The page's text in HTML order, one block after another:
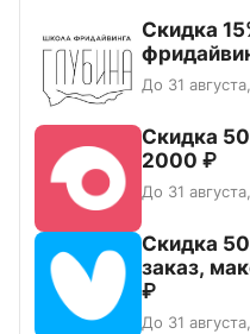
Скидка
До 31
Скидка
2000 ₽
До 31
Скидка
заказ,
₽
До 31